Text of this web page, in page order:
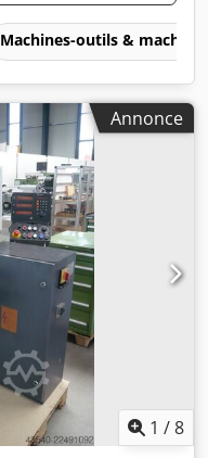
Machines-outils &
Annonce
1 /8